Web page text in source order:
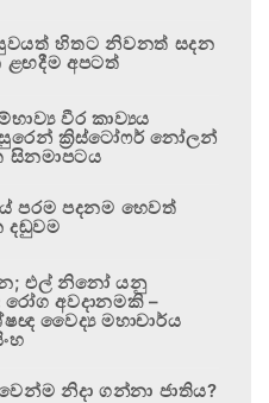
හිතට නිවනත් සදන
ළඟදීම අපටත්
වීර කාව්‍යය
ක්‍රිස්ටෝෆර් නෝලන්
සිනමාපටය
පරම පදනම හෙවත්
දඬුවම
එල් නිනෝ යනු
රෝග අවදානමකි –
වෛද්‍ය මහාචාර්ය
නිදා ගන්නා ජාතිය?